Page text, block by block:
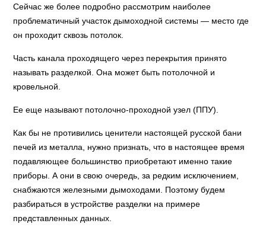
Сейчас же более подробно рассмотрим наиболее
проблематичный участок дымоходной системы — место где
он проходит сквозь потолок.
Часть канала проходящего через перекрытия принято
называть разделкой. Она может быть потолочной и
кровельной.
Ее еще называют потолочно-проходной узел (ППУ).
Как бы не противились ценители настоящей русской бани
печей из металла, нужно признать, что в настоящее время
подавляющее большинство приобретают именно такие
приборы. А они в свою очередь, за редким исключением,
снабжаются железными дымоходами. Поэтому будем
разбираться в устройстве разделки на примере
представленных данных.